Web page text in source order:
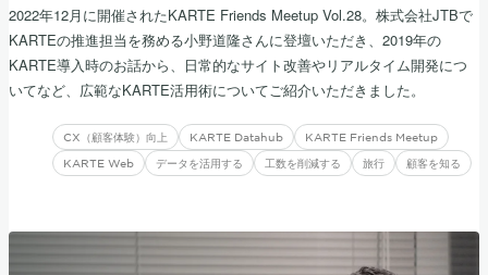
2022年12月に開催されたKARTE Friends Meetup Vol.28。株式会社JTBで
KARTEの推進担当を務める小野道隆さんに登壇いただき、2019年の
KARTE導入時のお話から、日常的なサイト改善やリアルタイム開発につ
いてなど、広範なKARTE活用術についてご紹介いただきました。
CX（顧客体験）向上 KARTE Datahub
KARTE Friends Meetup
KARTE Web
データを活用する 工数を削減する 旅行 顧客を知る